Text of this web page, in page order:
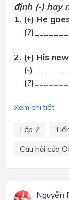
định (-) hay
1. (+) He
2. (+) His
(-
Xem chi tiết
Lớp 7
Câu hỏi của
Nguyễn